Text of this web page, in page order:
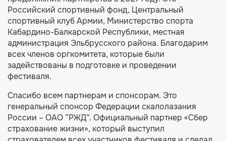
Российский спортивный фонд, Центральный
спортивный клуб Армии, Министерство спорта
Кабардино-Балкарской Республики, местная
администрация Эльбрусского района. Благодарим
всех членов оргкомитета, которые были
задействованы в подготовке и проведении
фестиваля.
Спасибо всем партнерам и спонсорам. Это
генеральный спонсор Федерации скалолазания
России – ОАО “РЖД”. Официальный партнер «Сбер
страхование жизни», который выступил